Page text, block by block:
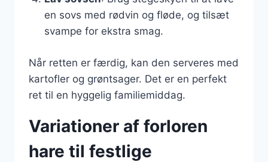
en sovs med rødvin og fløde, og tilsæt
svampe for ekstra smag.
Når retten er færdig, kan den serveres med
kartofler og grøntsager. Det er en perfekt
ret til en hyggelig familiemiddag.
Variationer af forloren
hare til festlige